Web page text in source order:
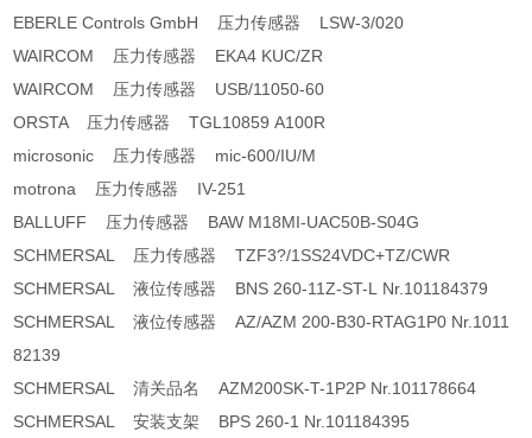
EBERLE Controls GmbH 压力传感器 LSW-3/020
WAIRCOM 压力传感器 EKA4 KUC/ZR
WAIRCOM 压力传感器 USB/11050-60
ORSTA 压力传感器 TGL10859 A100R
microsonic 压力传感器 mic-600/IU/M
motrona 压力传感器 IV-251
BALLUFF 压力传感器 BAW M18MI-UAC50B-S04G
SCHMERSAL 压力传感器 TZF3?/1SS24VDC+TZ/CWR
SCHMERSAL 液位传感器 BNS 260-11Z-ST-L Nr.101184379
SCHMERSAL 液位传感器 AZ/AZM 200-B30-RTAG1P0 Nr.1011
82139
SCHMERSAL 清关品名 AZM200SK-T-1P2P Nr.101178664
SCHMERSAL 安装支架 BPS 260-1 Nr.101184395